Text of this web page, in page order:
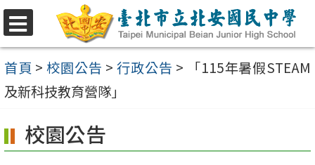
選
單
跳
至
主
要
容
區
首頁 >校園公告 >行政公告 >
「115年暑假STEAM
及新科技教育營隊」
校園公告